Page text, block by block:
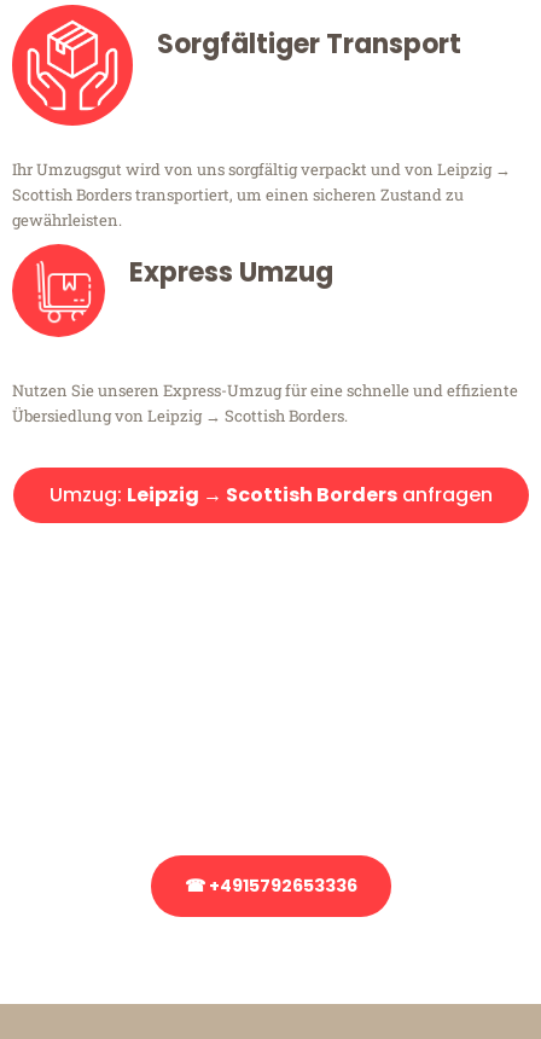
Sorgfältiger Transport
Ihr Umzugsgut wird von uns sorgfältig verpackt und von Leipzig →
Scottish Borders transportiert, um einen sicheren Zustand zu
gewährleisten.
Express Umzug
Nutzen Sie unseren Express-Umzug für eine schnelle und effiziente
Übersiedlung von Leipzig → Scottish Borders.
Umzug: Leipzig → Scottish Bordersanfragen
☎ +4915792653336